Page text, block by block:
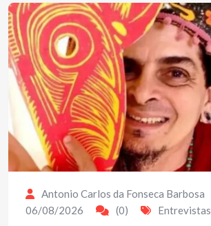
Antonio Carlos da Fonseca Barbosa
06/08/2026
(0) Entrevistas